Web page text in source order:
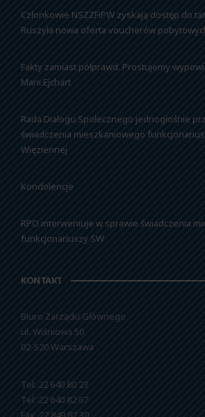
Członkowie NSZZFiPW zyskają dostęp do
Ruszyła nowa oferta voucherów
Fakty zamiast półprawd. Prostujemy
Marii Ejchart
Rada Dialogu Społecznego jednogłośnie
świadczenia mieszkaniowego
Więziennej
Kondolencje
RPO interweniuje w sprawie świadczenia
funkcjonariuszy SW
KONTAKT
Biuro Zarządu Głównego
ul. Wiśniowa 50
02-520 Warszawa
Tel: 22 640 80 23
Tel: 22 640 82 67